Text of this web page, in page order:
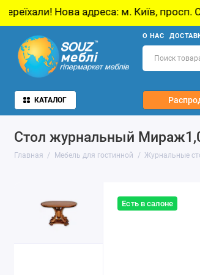
м. Київ, просп. С. Бандери, 21,
О НАС
КАТАЛОГ
Стол журнальный
Главная Мебель для гостинной Журнальные
Есть в салоне